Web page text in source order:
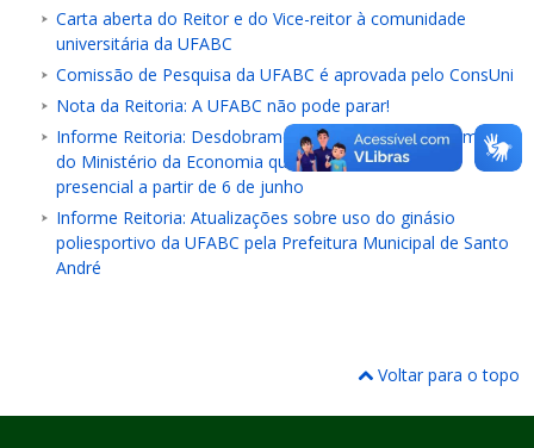
Carta aberta do Reitor e do Vice-reitor à comunidade
universitária da UFABC
Comissão de Pesquisa da UFABC é aprovada pelo ConsUni
Nota da Reitoria: A UFABC não pode parar!
Informe Reitoria: Desdobramentos da Instrução Normativa
do Ministério da Economia que estabelece retorno
presencial a partir de 6 de junho
Informe Reitoria: Atualizações sobre uso do ginásio
poliesportivo da UFABC pela Prefeitura Municipal de Santo
André
Voltar para o topo